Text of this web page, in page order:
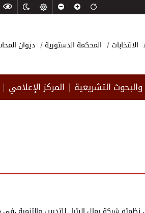
الانتخابات المحكمة الدستورية ديوان
التشريعية المركز الإعلامي
شركة رمال البترا_ للتدريب والتنمية ،في